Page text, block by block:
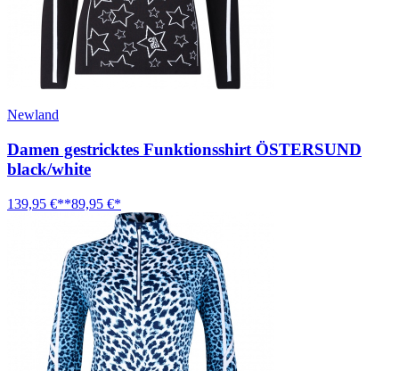
Newland
Damen gestricktes Funktionsshirt ÖSTERSUND
black/white
139,95 €**89,95 €*